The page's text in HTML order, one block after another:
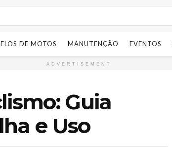
DE MOTOS MANUTENÇÃO EVENTOS
ADVERTISEMENT
Guia
e Uso